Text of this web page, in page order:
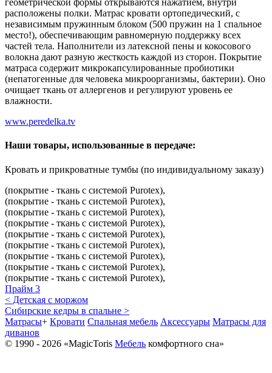
геометрической формы открываются нажатием, внутри
расположены полки. Матрас кровати ортопедический, с
независимым пружинным блоком (500 пружин на 1 спальное
место!), обеспечивающим равномерную поддержку всех
частей тела. Наполнители из латексной пены и кокосового
волокна дают разную жесткость каждой из сторон. Покрытие
матраса содержит микрокапсулированные пробиотики
(непатогенные для человека микроорганизмы, бактерии). Оно
очищает ткань от аллергенов и регулируют уровень ее
влажности.
www.peredelka.tv
Наши товары, использованные в передаче:
Кровать и прикроватные тумбы (по индивидуальному заказу)
(покрытие - ткань с системой Purotex),
(покрытие - ткань с системой Purotex),
(покрытие - ткань с системой Purotex),
(покрытие - ткань с системой Purotex),
(покрытие - ткань с системой Purotex),
(покрытие - ткань с системой Purotex),
(покрытие - ткань с системой Purotex),
(покрытие - ткань с системой Purotex),
(покрытие - ткань с системой Purotex),
Прайм 3
< Детская с моржом
Сибирские кедры в спальне >
Матрасы+ Кровати Спальная мебель Аксессуары Матрасы для
диванов
© 1990 - 2026 «MagicToris Мебель комфортного сна»